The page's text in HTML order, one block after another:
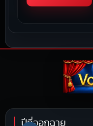
ปีที่ออกฉาย